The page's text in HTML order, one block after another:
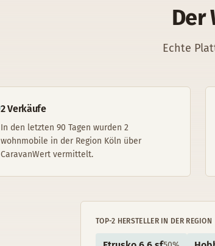
Der
Echte
2 Verkäufe
In den letzten 90 Tagen wurden 2
wohnmobile in der Region Köln über
CaravanWert vermittelt.
TOP-2 HERSTELLER IN DER REGION